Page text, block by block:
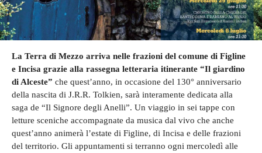
La Terra di Mezzo arriva nelle frazioni del comune di Figline
e Incisa grazie alla rassegna letteraria itinerante “Il giardino
di Alceste” che quest’anno, in occasione del 130° anniversario
della nascita di J.R.R. Tolkien, sarà interamente dedicata alla
saga de “Il Signore degli Anelli”. Un viaggio in sei tappe con
letture sceniche accompagnate da musica dal vivo che anche
quest’anno animerà l’estate di Figline, di Incisa e delle frazioni
del territorio. Gli appuntamenti si terranno ogni mercoledì alle